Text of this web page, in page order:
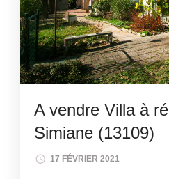
A vendre Villa à
Simiane (13109)
17 FÉVRIER 2021